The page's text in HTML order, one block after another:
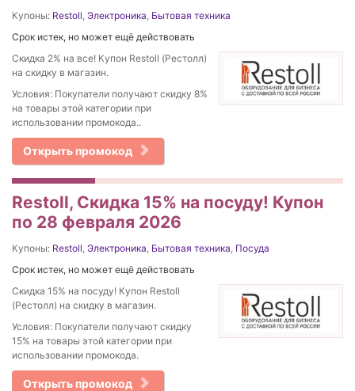
Купоны: Restoll, Электроника, Бытовая техника
Срок истек, но может ещё действовать
Скидка 2% на все! Купон Restoll (Рестолл)
на скидку в магазин.
Условия: Покупатели получают скидку 8%
на товары этой категории при
использовании промокода..
Открыть промокод
Restoll, Скидка 15% на посуду! Купон
по 28 февраля 2026
Купоны: Restoll, Электроника, Бытовая техника, Посуда
Срок истек, но может ещё действовать
Скидка 15% на посуду! Купон Restoll
(Рестолл) на скидку в магазин.
Условия: Покупатели получают скидку
15% на товары этой категории при
использовании промокода.
Открыть промокод